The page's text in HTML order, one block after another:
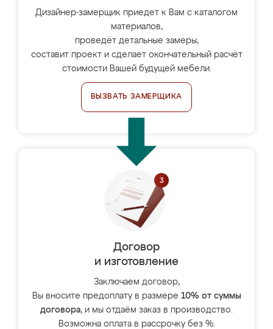
Дизайнер-замерщик приедет к Вам с каталогом
материалов,
проведёт детальные замеры,
составит проект и сделает окончательный расчёт
стоимости Вашей будущей мебели.
ВЫЗВАТЬ ЗАМЕРЩИКА
Договор
и изготовление
Заключаем договор,
Вы вносите предоплату в размере 10% от суммы
договора, и мы отдаём заказ в производство.
Возможна оплата в рассрочку без %.